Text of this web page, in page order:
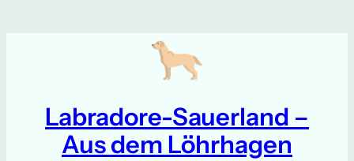
Labradore-Sauerland –
Aus dem Löhrhagen